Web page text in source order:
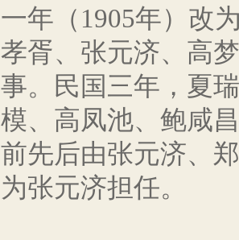
一年（1905年）改
孝胥、张元济、高
事。民国三年，夏
模、高凤池、鲍咸
前先后由张元济、
为张元济担任。